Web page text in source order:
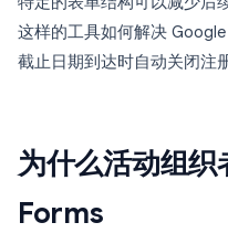
这样的工具如何解决
截止日期到达时自动关闭注册
为什么活动组
Forms